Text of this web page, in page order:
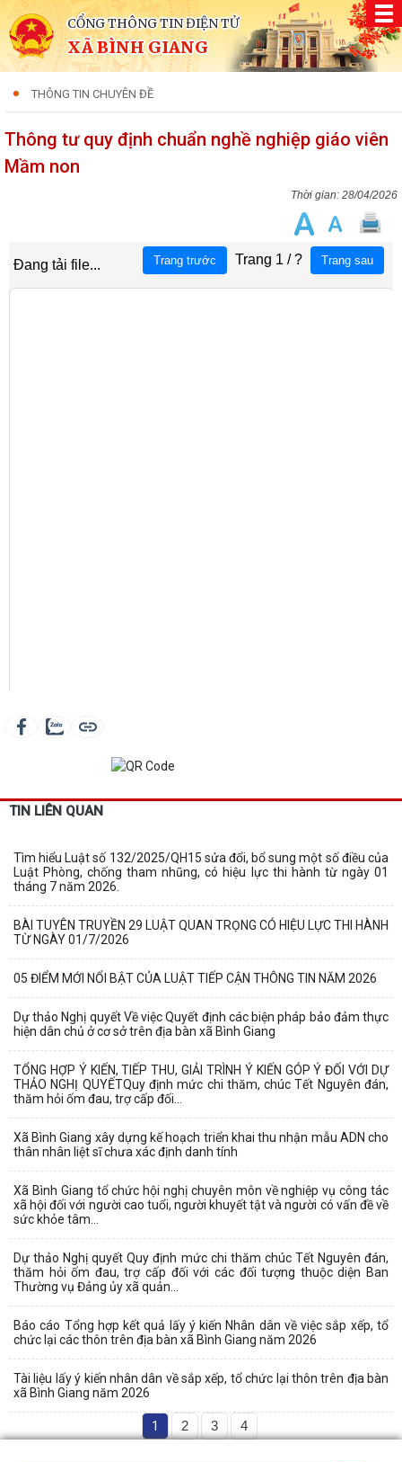
CỔNG THÔNG TIN ĐIỆN TỬ
XÃ BÌNH GIANG
THÔNG TIN CHUYÊN ĐỀ
Thông tư quy định chuẩn nghề nghiệp giáo viên
Mầm non
28/04/2026
TIN LIÊN QUAN
Tìm hiểu Luật số 132/2025/QH15 sửa đổi, bổ sung một số điều của
Luật Phòng, chống tham nhũng, có hiệu lực thi hành từ ngày 01
tháng 7 năm 2026.
BÀI TUYÊN TRUYỀN 29 LUẬT QUAN TRỌNG CÓ HIỆU LỰC THI HÀNH
TỪ NGÀY 01/7/2026
05 ĐIỂM MỚI NỔI BẬT CỦA LUẬT TIẾP CẬN THÔNG TIN NĂM 2026
Dự thảo Nghị quyết Về việc Quyết định các biện pháp bảo đảm thực
hiện dân chủ ở cơ sở trên địa bàn xã Bình Giang
TỔNG HỢP Ý KIẾN, TIẾP THU, GIẢI TRÌNH Ý KIẾN GÓP Ý ĐỐI VỚI DỰ
THẢO NGHỊ QUYẾTQuy định mức chi thăm, chúc Tết Nguyên đán,
thăm hỏi ốm đau, trợ cấp đối...
Xã Bình Giang xây dựng kế hoạch triển khai thu nhận mẫu ADN cho
thân nhân liệt sĩ chưa xác định danh tính
Xã Bình Giang tổ chức hội nghị chuyên môn về nghiệp vụ công tác
xã hội đối với người cao tuổi, người khuyết tật và người có vấn đề về
sức khỏe tâm...
Dự thảo Nghị quyết Quy định mức chi thăm chúc Tết Nguyên đán,
thăm hỏi ốm đau, trợ cấp đối với các đối tượng thuộc diện Ban
Thường vụ Đảng ủy xã quản...
Báo cáo Tổng hợp kết quả lấy ý kiến Nhân dân về việc sắp xếp, tổ
chức lại các thôn trên địa bàn xã Bình Giang năm 2026
Tài liệu lấy ý kiến nhân dân về sắp xếp, tổ chức lại thôn trên địa bàn
xã Bình Giang năm 2026
1 2 3 4